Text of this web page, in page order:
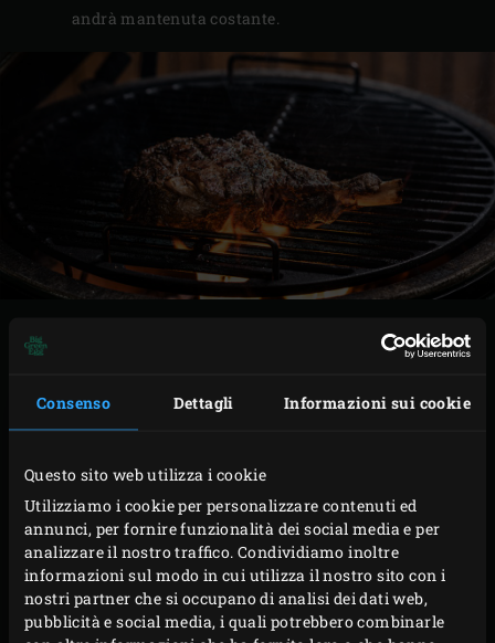
Consenso Dettagli Informazioni sui cookie
Questo sito web utilizza i cookie
Utilizziamo i cookie per personalizzare contenuti ed
annunci, per fornire funzionalità dei social media e per
analizzare il nostro traffico. Condividiamo inoltre
informazioni sul modo in cui utilizza il nostro sito con i
nostri partner che si occupano di analisi dei dati web,
pubblicità e social media, i quali potrebbero combinarle
andrà mantenuta costante.
PREPARAZIONE
Appoggiare il côte de boeuf sulla griglia e inserire
nel cuore della carne la sonda
portare la temperatura interna a 47 °C.
Una volta raggiunta la temperatura interna
impostata, togliere il côte de boeuf dall’EGG.
Coprirlo con un foglio di alluminio. Rimuovere la
griglia e il convEGGtor, quindi inserire nell’EGG la